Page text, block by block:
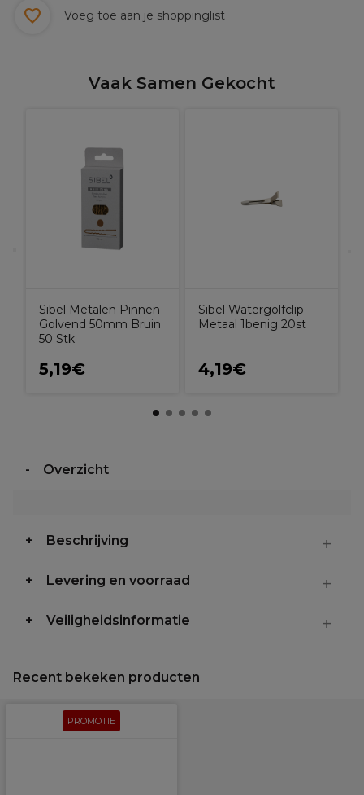
Voeg toe aan je shoppinglist
Vaak Samen Gekocht
Sibel Metalen Pinnen
Golvend 50mm Bruin
50 Stk
5,19€
Sibel Watergolfclip
Metaal 1benig 20st
4,19€
Overzicht
Beschrijving
Levering en voorraad
Veiligheidsinformatie
Recent bekeken producten
PROMOTIE